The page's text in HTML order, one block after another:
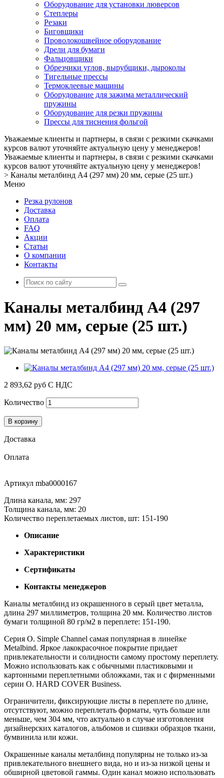
Оборудование для установки люверсов
Степлеры
Резаки
Биговщики
Проволокошвейное оборудование
Дрели для бумаги
Фальцовщики
Обрезчики углов, вырубщики, дыроколы
Тигельные прессы
Термоклеевые машины
Оборудование для зажима металлический
пружины
Оборудование для резки пружины
Прессы для тиснения фольгой
Уважаемые клиенты и партнеры, в связи с резкими скачками
курсов валют уточняйте актуальную цену у менеджеров!
Уважаемые клиенты и партнеры, в связи с резкими скачками
курсов валют уточняйте актуальную цену у менеджеров!
> Каналы металбинд А4 (297 мм) 20 мм, серые (25 шт.)
Меню
Резка рулонов
Доставка
Оплата
FAQ
Акции
Статьи
О компании
Контакты
Каналы металбинд А4 (297
мм) 20 мм, серые (25 шт.)
2 893,62 руб С НДС
Количество
В корзину
Доставка
Оплата
Артикул mba0000167
Длина канала, мм: 297
Толщина канала, мм: 20
Количество переплетаемых листов, шт: 151-190
Описание
Характеристики
Сертификаты
Контакты менеджеров
Каналы металбинд из окрашенного в серый цвет металла,
длина 297 миллиметров, толщина 20 мм. Количество листов
бумаги толщиной 80 гр/м2 в переплете: 151-190.
Серия O. Simple Channel самая популярная в линейке
Metalbind. Яркое лакокрасочное покрытие придает
привлекательности и солидности самому простому переплету.
Можно использовать как с обычными пластиковыми и
картонными переплетными обложками, так и с фирменными
серии O. HARD COVER Business.
Ограничители, фиксирующие листы в переплете по длине,
отсутствуют, можно переплетать форматы, чуть больше или
меньше, чем 304 мм, что актуально в случае изготовления
дизайнерских каталогов, альбомов и сшивки образцов ткани,
бумвинила или кожи.
Окрашенные каналы металбинд популярны не только из-за
привлекательного внешнего вида, но и из-за низкой цены и
обширной цветовой гаммы. Один канал можно использовать